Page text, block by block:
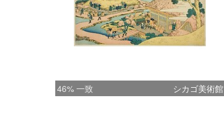
46% 一致 シカゴ美術館